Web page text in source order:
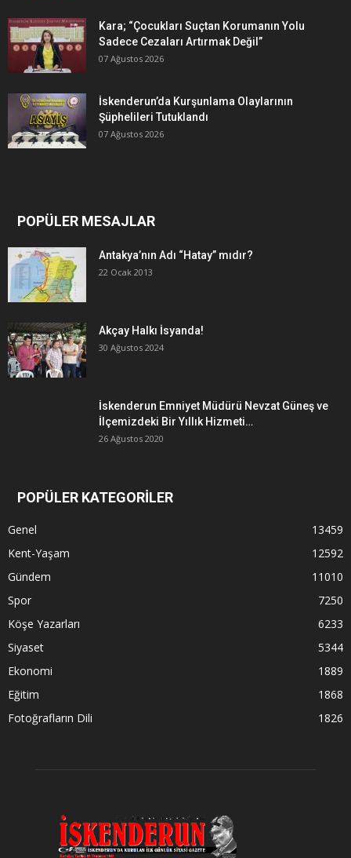
Kara; “Çocukları Suçtan Korumanın Yolu
Sadece Cezaları Artırmak Değil”
07 Ağustos 2026
İskenderun’da Kurşunlama Olaylarının
Şüphelileri Tutuklandı
07 Ağustos 2026
POPÜLER MESAJLAR
Antakya’nın Adı “Hatay” mıdır?
22 Ocak 2013
Akçay Halkı İsyanda!
30 Ağustos 2024
İskenderun Emniyet Müdürü Nevzat Güneş ve
İlçemizdeki Bir Yıllık Hizmeti…
26 Ağustos 2020
POPÜLER KATEGORİLER
Genel
13459
Kent-Yaşam
12592
Gündem
11010
Spor
7250
Köşe Yazarları
6233
Siyaset
5344
Ekonomi
1889
Eğitim
1868
Fotoğrafların Dili
1826